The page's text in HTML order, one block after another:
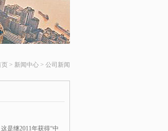
页 > 新闻中心 > 公司新闻
是继2011年获得“中